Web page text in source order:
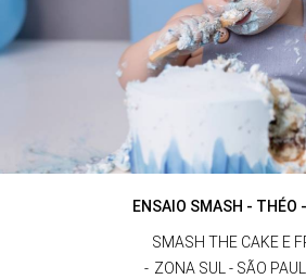
ENSAIO SMASH - THÉO
SMASH THE CAKE E
ZONA SUL - SÃO